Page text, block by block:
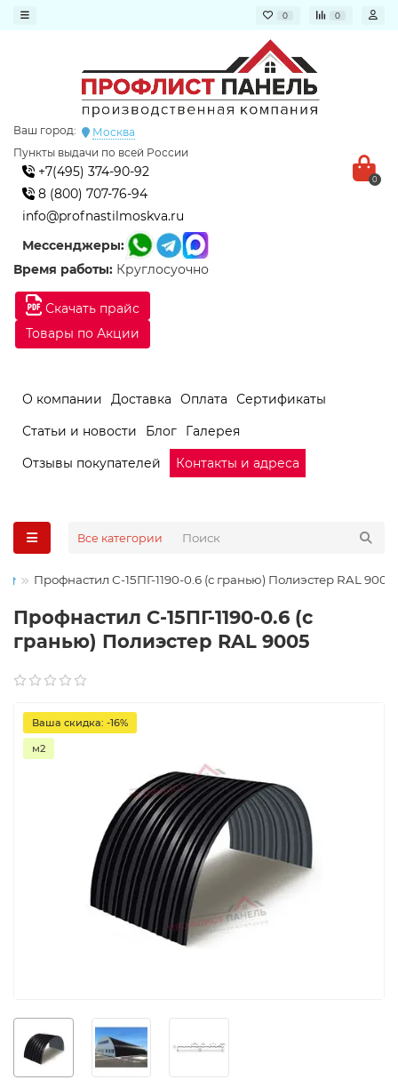
0 0
Скачать прайс
Товары по Акции
Ваш город:
Москва
Пункты выдачи по всей России
+7(495) 374-90-92
8 (800) 707-76-94
info@profnastilmoskva.ru
Мессенджеры:
Время работы: Круглосуочно
0
О компании Доставка Оплата
Сертификаты
Статьи и новости
Блог
Галерея
Отзывы покупателей
Контакты и адреса
Все категории
Профнастил С-15ПГ-1190-0.6 (с гранью) Полиэстер RAL 9005
Профнастил С-15ПГ-1190-0.6 (с
гранью) Полиэстер RAL 9005
Ваша скидка: -16%
м2